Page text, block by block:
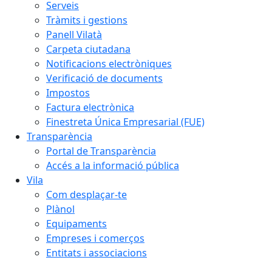
Serveis
Tràmits i gestions
Panell Vilatà
Carpeta ciutadana
Notificacions electròniques
Verificació de documents
Impostos
Factura electrònica
Finestreta Única Empresarial (FUE)
Transparència
Portal de Transparència
Accés a la informació pública
Vila
Com desplaçar-te
Plànol
Equipaments
Empreses i comerços
Entitats i associacions